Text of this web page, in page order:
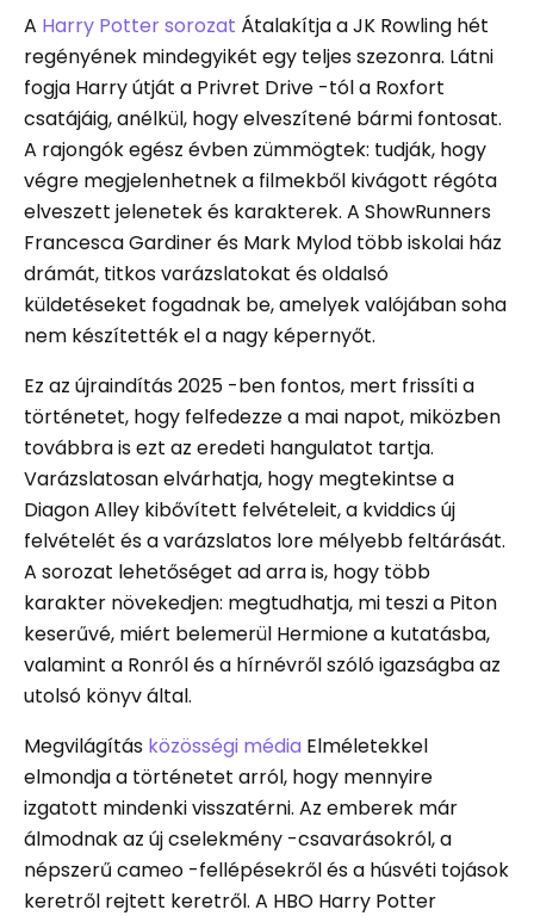
A Harry Potter sorozat Átalakítja a JK Rowling hét
regényének mindegyikét egy teljes szezonra. Látni
fogja Harry útját a Privret Drive -tól a Roxfort
csatájáig, anélkül, hogy elveszítené bármi fontosat.
A rajongók egész évben zümmögtek: tudják, hogy
végre megjelenhetnek a filmekből kivágott régóta
elveszett jelenetek és karakterek. A ShowRunners
Francesca Gardiner és Mark Mylod több iskolai ház
drámát, titkos varázslatokat és oldalsó
küldetéseket fogadnak be, amelyek valójában soha
nem készítették el a nagy képernyőt.
Ez az újraindítás 2025 -ben fontos, mert frissíti a
történetet, hogy felfedezze a mai napot, miközben
továbbra is ezt az eredeti hangulatot tartja.
Varázslatosan elvárhatja, hogy megtekintse a
Diagon Alley kibővített felvételeit, a kviddics új
felvételét és a varázslatos lore mélyebb feltárását.
A sorozat lehetőséget ad arra is, hogy több
karakter növekedjen: megtudhatja, mi teszi a Piton
keserűvé, miért belemerül Hermione a kutatásba,
valamint a Ronról és a hírnévről szóló igazságba az
utolsó könyv által.
Megvilágítás közösségi média Elméletekkel
elmondja a történetet arról, hogy mennyire
izgatott mindenki visszatérni. Az emberek már
álmodnak az új cselekmény -csavarásokról, a
népszerű cameo -fellépésekről és a húsvéti tojások
keretről rejtett keretről. A HBO Harry Potter